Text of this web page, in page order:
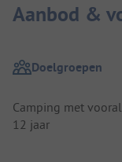
Aanbod &
Doelgroepen
Camping met
12 jaar